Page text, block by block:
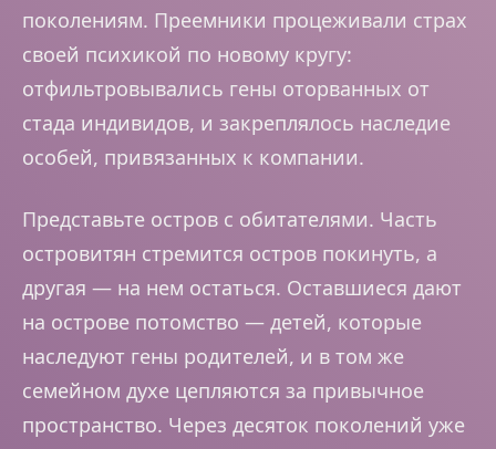
поколениям. Преемники процеживали страх
своей психикой по новому кругу:
отфильтровывались гены оторванных от
стада индивидов, и закреплялось наследие
особей, привязанных к компании.
Представьте остров с обитателями. Часть
островитян стремится остров покинуть, а
другая — на нем остаться. Оставшиеся дают
на острове потомство — детей, которые
наследуют гены родителей, и в том же
семейном духе цепляются за привычное
пространство. Через десяток поколений уже